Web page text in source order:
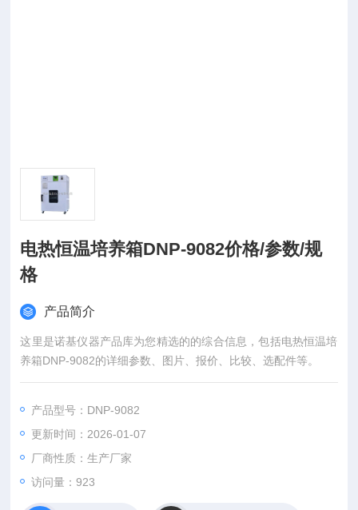
电热恒温培养箱DNP-9082价格/参数/规
格
产品简介
这里是诺基仪器产品库为您精选的的综合信息，包括电热恒温培
养箱DNP-9082的详细参数、图片、报价、比较、选配件等。
产品型号：DNP-9082
更新时间：2026-01-07
厂商性质：生产厂家
访问量：923